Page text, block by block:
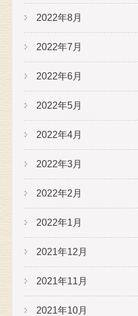
2022年8月
2022年7月
2022年6月
2022年5月
2022年4月
2022年3月
2022年2月
2022年1月
2021年12月
2021年11月
2021年10月